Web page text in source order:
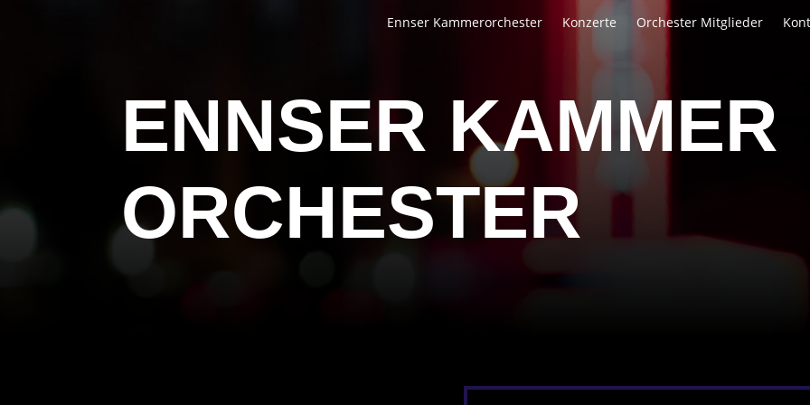
Ennser Kammerorchester Konzerte Orchester Mitglieder
ENNSER KAMMER
ORCHESTER